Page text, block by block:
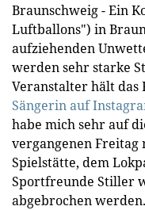
Braunschweig - Ein
Luftballons") in
aufziehenden
werden sehr starke
Veranstalter hält das
Sängerin auf
habe mich sehr auf
vergangenen Freitag
Spielstätte, dem
Sportfreunde Stiller
abgebrochen werden.